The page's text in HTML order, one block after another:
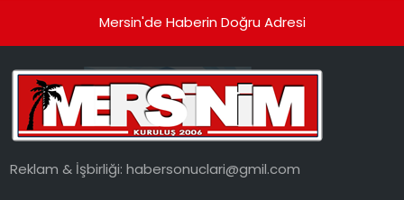
Mersin'de Haberin Doğru Adresi
Reklam & İşbirliği:habersonuclari@gmil.com